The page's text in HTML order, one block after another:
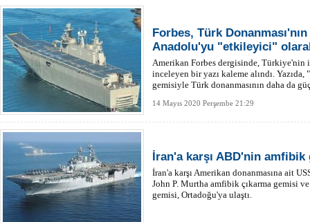
Forbes, Türk
Anadolu'yu "etkileyici"
Amerikan Forbes dergisinde,
inceleyen bir yazı kaleme alındı.
gemisiyle Türk donanmasının daha da
14 Mayıs 2020 Perşembe 21:29
İran'a karşı ABD'nin
İran'a karşı Amerikan donanmasına ait
John P. Murtha amfibik çıkarma gemisi
gemisi, Ortadoğu'ya ulaştı.